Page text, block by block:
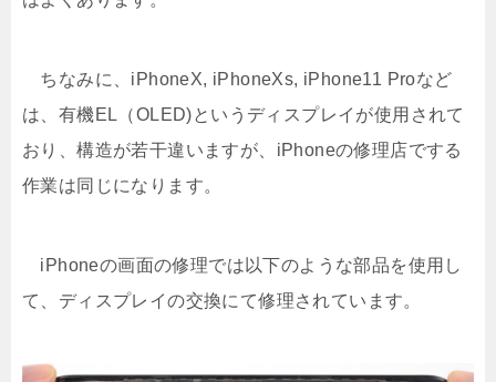
ちなみに、iPhoneX, iPhoneXs, iPhone11 Proなど
は、有機EL（OLED)というディスプレイが使用されて
おり、構造が若干違いますが、iPhoneの修理店でする
作業は同じになります。
iPhoneの画面の修理では以下のような部品を使用し
て、ディスプレイの交換にて修理されています。